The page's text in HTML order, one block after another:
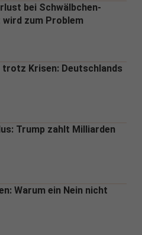
bei Schwälbchen-
zum Problem
Krisen: Deutschlands
Trump zahlt Milliarden
Warum ein Nein nicht